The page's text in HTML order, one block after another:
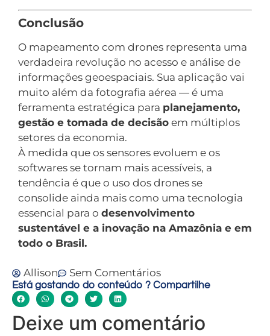
Conclusão
O mapeamento com drones representa uma
verdadeira revolução no acesso e análise de
informações geoespaciais. Sua aplicação vai
muito além da fotografia aérea — é uma
ferramenta estratégica para planejamento,
gestão e tomada de decisão em múltiplos
setores da economia.
À medida que os sensores evoluem e os
softwares se tornam mais acessíveis, a
tendência é que o uso dos drones se
consolide ainda mais como uma tecnologia
essencial para o desenvolvimento
sustentável e a inovação na Amazônia e em
todo o Brasil.
Allison Sem Comentários
Está gostando do conteúdo ? Compartilhe
Deixe um comentário